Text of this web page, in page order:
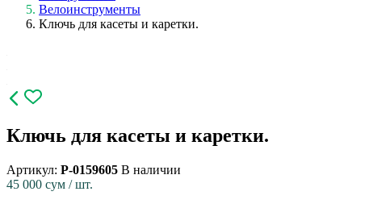
Велоинструменты
Ключь для касеты и каретки.
Ключь для касеты и каретки.
Артикул: P-0159605 В наличии
45 000 сум / шт.